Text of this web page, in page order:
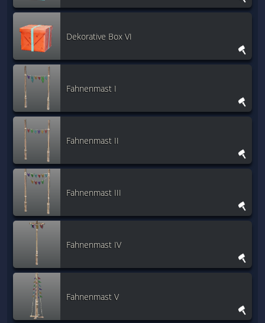
Dekorative Box VI
Fahnenmast I
Fahnenmast II
Fahnenmast III
Fahnenmast IV
Fahnenmast V